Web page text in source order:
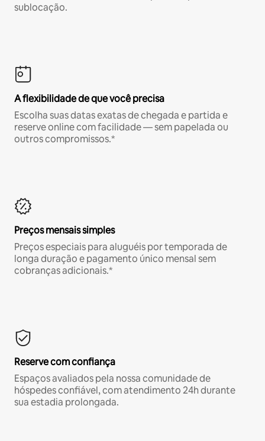
sublocação.
A flexibilidade de que você precisa
Escolha suas datas exatas de chegada e partida e
reserve online com facilidade — sem papelada ou
outros compromissos.*
Preços mensais simples
Preços especiais para aluguéis por temporada de
longa duração e pagamento único mensal sem
cobranças adicionais.*
Reserve com confiança
Espaços avaliados pela nossa comunidade de
hóspedes confiável, com atendimento 24h durante
sua estadia prolongada.